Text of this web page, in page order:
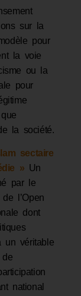
sur la
pour
la voie
ou la
pour
la société.
sectaire
» Un
par le
l’Open
dont
un véritable
national